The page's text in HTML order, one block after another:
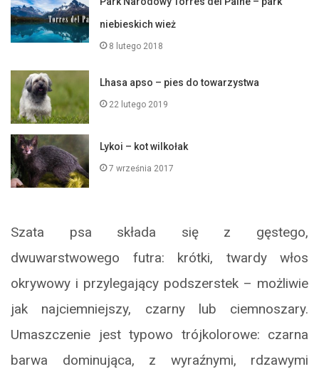
niebieskich wież
8 lutego 2018
Lhasa apso – pies do towarzystwa
22 lutego 2019
Lykoi – kot wilkołak
7 września 2017
Szata psa składa się z gęstego,
dwuwarstwowego futra: krótki, twardy włos
okrywowy i przylegający podszerstek – możliwie
jak najciemniejszy, czarny lub ciemnoszary.
Umaszczenie jest typowo trójkolorowe: czarna
barwa dominująca, z wyraźnymi, rdzawymi